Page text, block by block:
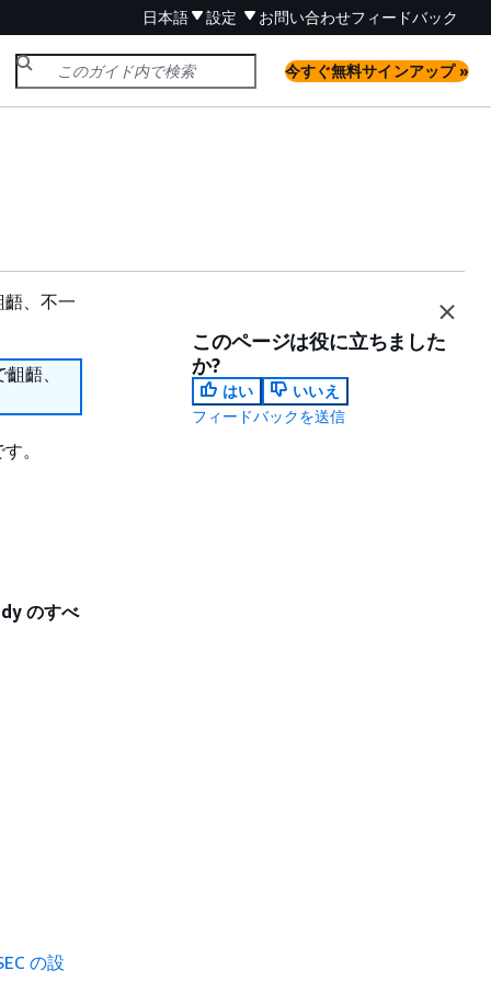
日本語 設定 お問い合わせフィードバック
今すぐ無料サインアップ »
、不一
齬、
。
のすべ
の設
このページは役に立ちました
か?
はい
いいえ
フィードバックを送信